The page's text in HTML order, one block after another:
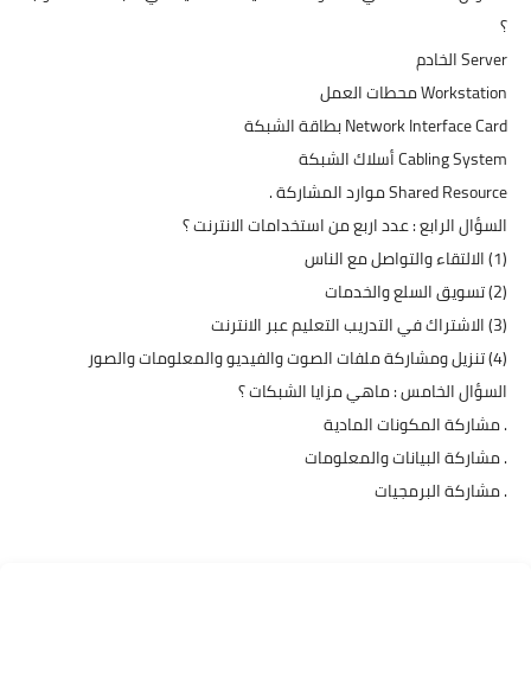
؟
Server الخادم
Workstation محطات العمل
Network Interface Card بطاقة الشبكة
Cabling System أسلاك الشبكة
Shared Resource موارد المشاركة .
السؤال الرابع : عدد اربع من استخدامات الانترنت ؟
(1) الالتقاء والتواصل مع الناس
(2) تسويق السلع والخدمات
(3) الاشتراك في التدريب التعليم عبر الانترنت
(4) تنزيل ومشاركة ملفات الصوت والفيديو والمعلومات والصور
السؤال الخامس : ماهي مزايا الشبكات ؟
. مشاركة المكونات المادية
. مشاركة البيانات والمعلومات
. مشاركة البرمجيات